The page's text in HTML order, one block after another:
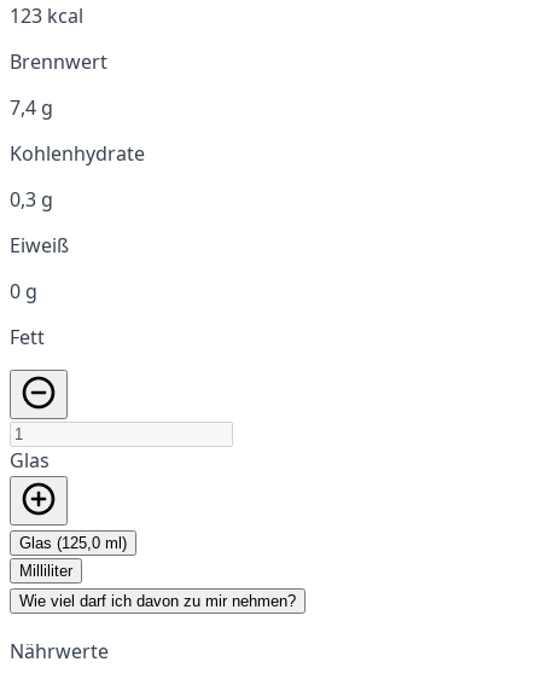
123 kcal
Brennwert
7,4 g
Kohlenhydrate
0,3 g
Eiweiß
0 g
Fett
Glas
Glas (125,0 ml)
Milliliter
Wie viel darf ich davon zu mir nehmen?
Nährwerte